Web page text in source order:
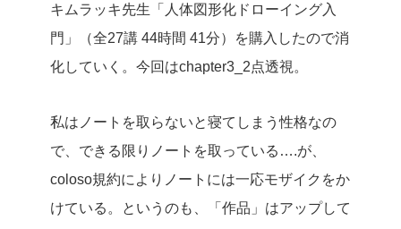
キムラッキ先生「人体図形化ドローイング入
門」（全27講 44時間 41分）を購入したので消
化していく。今回はchapter3_2点透視。
私はノートを取らないと寝てしまう性格なの
で、できる限りノートを取っている….が、
coloso規約によりノートには一応モザイクをか
けている。というのも、「作品」はアップして